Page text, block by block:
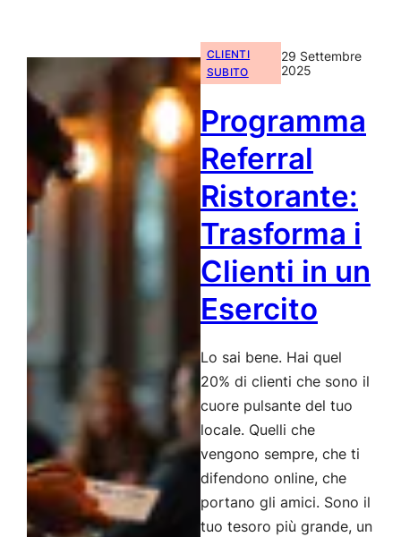
Gestore
Caos
Direttore
d’Orchestra
CLIENTI
SUBITO
29 Settembre
2025
Programma
Referral
Ristorante:
Trasforma i
Clienti in un
Esercito
Lo sai bene. Hai quel
20% di clienti che sono il
cuore pulsante del tuo
locale. Quelli che
vengono sempre, che ti
difendono online, che
portano gli amici. Sono il
tuo tesoro più grande, un